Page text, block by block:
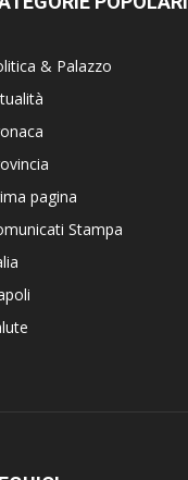
& Palazzo
pagina
Stampa